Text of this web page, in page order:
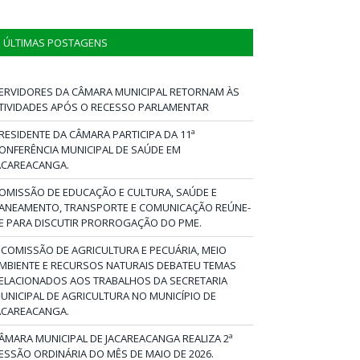
ÚLTIMAS POSTAGENS
DA CÂMARA MUNICIPAL RETORNAM ÀS
APÓS O RECESSO PARLAMENTAR
DA CÂMARA PARTICIPA DA 11ª
MUNICIPAL DE SAÚDE EM
DE EDUCAÇÃO E CULTURA, SAÚDE E
TRANSPORTE E COMUNICAÇÃO REÚNE-
PARA DISCUTIR PRORROGAÇÃO DO PME.
DE AGRICULTURA E PECUÁRIA, MEIO
E RECURSOS NATURAIS DEBATEU TEMAS
AOS TRABALHOS DA SECRETARIA
DE AGRICULTURA NO MUNICÍPIO DE
MUNICIPAL DE JACAREACANGA REALIZA 2ª
ORDINÁRIA DO MÊS DE MAIO DE 2026.